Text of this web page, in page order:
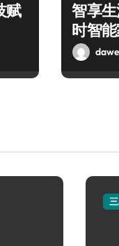
赋
智享
时智